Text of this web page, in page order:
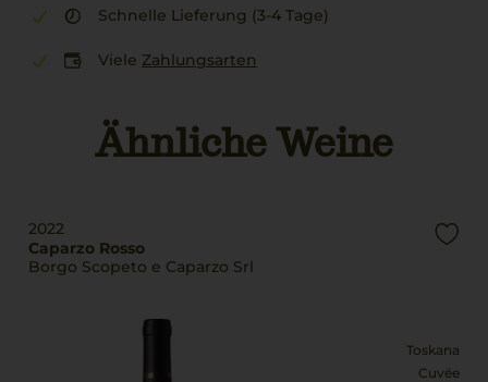
Schnelle Lieferung (3-4 Tage)
Viele Zahlungsarten
Ähnliche Weine
2022
Caparzo Rosso
Borgo Scopeto e Caparzo Srl
Toskana
Cuvée